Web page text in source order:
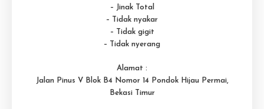
– Jinak Total
– Tidak nyakar
– Tidak gigit
– Tidak nyerang
Alamat :
Jalan Pinus V Blok B4 Nomor 14 Pondok Hijau Permai,
Bekasi Timur